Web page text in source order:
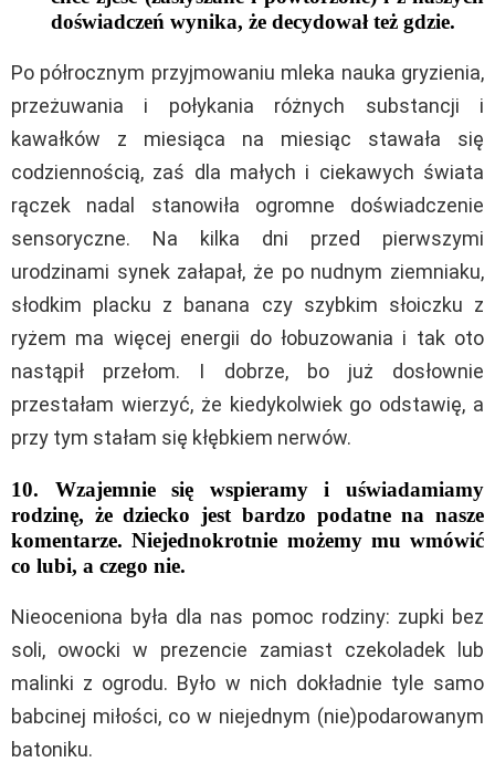
doświadczeń wynika, że decydował też gdzie.
Po półrocznym przyjmowaniu mleka nauka gryzienia,
przeżuwania i połykania różnych substancji i
kawałków z miesiąca na miesiąc stawała się
codziennością, zaś dla małych i ciekawych świata
rączek nadal stanowiła ogromne doświadczenie
sensoryczne. Na kilka dni przed pierwszymi
urodzinami synek załapał, że po nudnym ziemniaku,
słodkim placku z banana czy szybkim słoiczku z
ryżem ma więcej energii do łobuzowania i tak oto
nastąpił przełom. I dobrze, bo już dosłownie
przestałam wierzyć, że kiedykolwiek go odstawię, a
przy tym stałam się kłębkiem nerwów.
10. Wzajemnie się wspieramy i uświadamiamy
rodzinę, że dziecko jest bardzo podatne na nasze
komentarze. Niejednokrotnie możemy mu wmówić
co lubi, a czego nie.
Nieoceniona była dla nas pomoc rodziny: zupki bez
soli, owocki w prezencie zamiast czekoladek lub
malinki z ogrodu. Było w nich dokładnie tyle samo
babcinej miłości, co w niejednym (nie)podarowanym
batoniku.